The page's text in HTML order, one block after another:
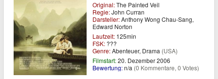
Original:The Painted Veil
Regie:John Curran
Darsteller:Anthony Wong Chau-Sang,
Edward Norton
Laufzeit: 125min
FSK: ???
Genre:Abenteuer, Drama (USA)
Filmstart:20. Dezember 2006
Bewertung:n/a (0 Kommentare, 0 Votes)